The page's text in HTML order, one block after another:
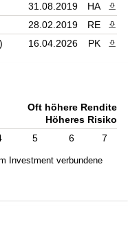
31.08.2019 HA
28.02.2019 RE
16.04.2026 PK
Oft höhere Rendite
Höheres Risiko
5 6 7
Investment verbundene